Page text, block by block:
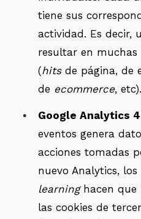
tiene sus
actividad. Es decir,
resultar en muchas
(hitsde página, de
de ecommerce, etc).
Google Analytics 4
eventos genera
acciones tomadas
nuevo Analytics,
learninghacen que
las cookies de